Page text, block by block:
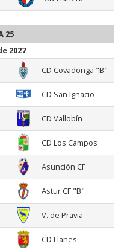
25
2027
CD Covadonga "B"
CD San Ignacio
CD Vallobín
CD Los Campos
Asunción CF
Astur CF "B"
V. de Pravia
CD Llanes